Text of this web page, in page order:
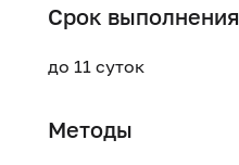
Срок выполнения
до 11 суток
Методы